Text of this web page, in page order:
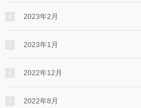
2023年2月
2023年1月
2022年12月
2022年8月